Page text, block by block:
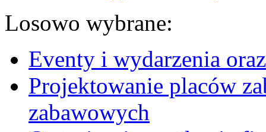
Losowo wybrane:
Eventy i wydarzenia
Projektowanie placów
zabawowych